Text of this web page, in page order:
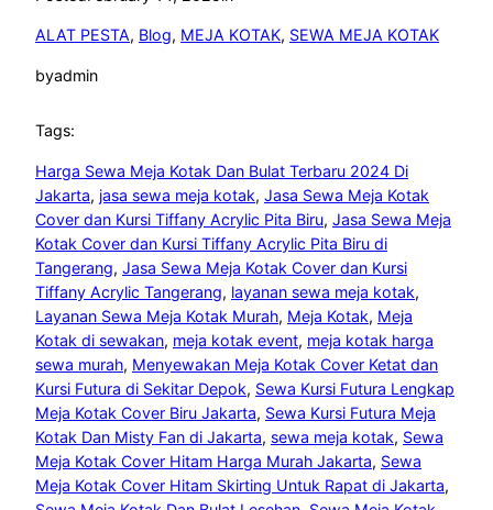
ALAT PESTA, Blog, MEJA KOTAK, SEWA MEJA KOTAK
byadmin
Tags:
Harga Sewa Meja Kotak Dan Bulat Terbaru 2024 Di
Jakarta, jasa sewa meja kotak, Jasa Sewa Meja Kotak
Cover dan Kursi Tiffany Acrylic Pita Biru, Jasa Sewa Meja
Kotak Cover dan Kursi Tiffany Acrylic Pita Biru di
Tangerang, Jasa Sewa Meja Kotak Cover dan Kursi
Tiffany Acrylic Tangerang, layanan sewa meja kotak
Layanan Sewa Meja Kotak Murah, Meja Kotak, Meja
Kotak di sewakan, meja kotak event, meja kotak harga
sewa murah, Menyewakan Meja Kotak Cover Ketat dan
Kursi Futura di Sekitar Depok, Sewa Kursi Futura Lengkap
Meja Kotak Cover Biru Jakarta, Sewa Kursi Futura Meja
Kotak Dan Misty Fan di Jakarta, sewa meja kotak, Sewa
Meja Kotak Cover Hitam Harga Murah Jakarta, Sewa
Meja Kotak Cover Hitam Skirting Untuk Rapat di Jakarta